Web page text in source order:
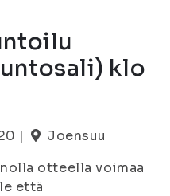
klo
|
Joensuu
otteella voimaa
että